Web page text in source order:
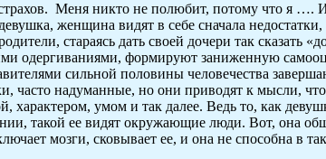
Меня никто не полюбит, потому что я ….
женщина видят в себе сначала недостатки,
стараясь дать своей дочери так сказать
одергиваниями, формируют заниженную
сильной половины человечества
часто надуманные, но они приводят к мысли,
умом и так далее. Ведь то, как
такой ее видят окружающие люди. Вот, она
мозги, сковывает ее, и она не способна в